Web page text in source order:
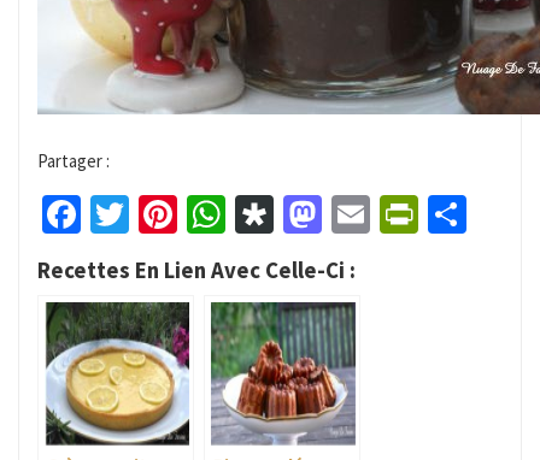
Partager :
Facebook
Twitter
Pinterest
WhatsApp
Diaspora
Mastodon
Email
Recettes En Lien Avec Celle-Ci :